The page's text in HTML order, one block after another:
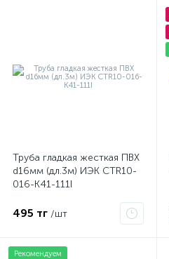
Труба гладкая жесткая ПВХ
d16мм (дл.3м) ИЭК CTR10-
016-K41-111I
495 тг /шт
Рекомендуем